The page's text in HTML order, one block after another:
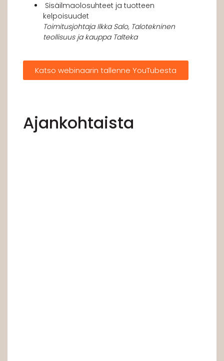
Sisäilmaolosuhteet ja tuotteen
kelpoisuudet
Toimitusjohtaja Ilkka Salo, Talotekninen
teollisuus ja kauppa Talteka
Katso webinaarin tallenne YouTubesta
Ajankohtaista